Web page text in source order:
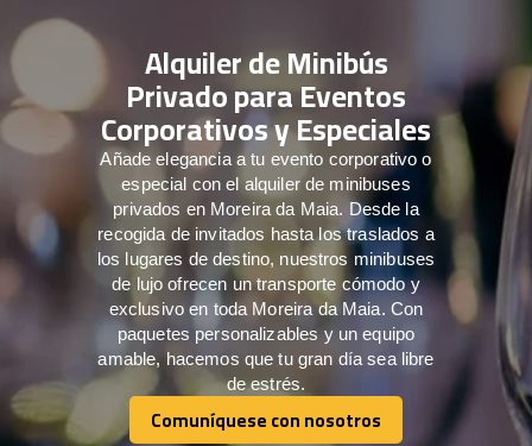
Alquiler de Minibús
Privado para Eventos
Corporativos y Especiales
Añade elegancia a tu evento corporativo o
especial con el alquiler de minibuses
privados en Moreira da Maia. Desde la
recogida de invitados hasta los traslados a
los lugares de destino, nuestros minibuses
de lujo ofrecen un transporte cómodo y
exclusivo en toda Moreira da Maia. Con
paquetes personalizables y un equipo
amable, hacemos que tu gran día sea libre
de estrés.
Comuníquese con nosotros